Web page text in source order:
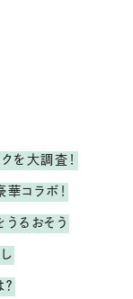
を大調査！
コラボ！
るおそう